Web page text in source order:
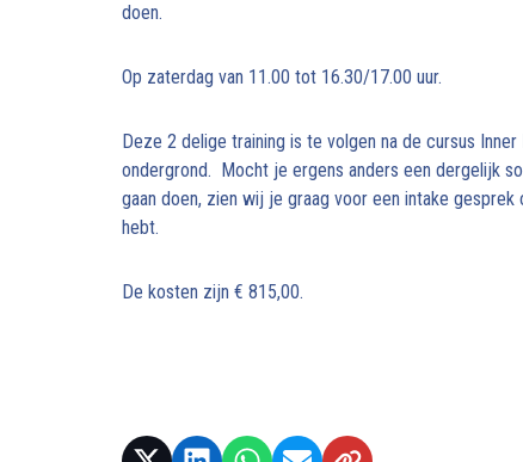
doen.
Op zaterdag van 11.00 tot 16.30/17.00 uur.
Deze 2 delige training is te volgen na de cursus
ondergrond. Mocht je ergens anders een dergelijk
gaan doen, zien wij je graag voor een intake
hebt.
De kosten zijn € 815,00.